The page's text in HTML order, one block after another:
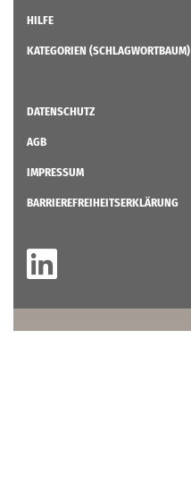
HILFE
KATEGORIEN (SCHLAGWORTBAUM)
DATENSCHUTZ
AGB
IMPRESSUM
BARRIEREFREIHEITSERKLÄRUNG